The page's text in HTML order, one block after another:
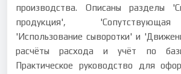
производства. Описаны разделы
продукция',
'Использование сыворотки' и
расчёты расхода и учёт по
Практическое руководство для